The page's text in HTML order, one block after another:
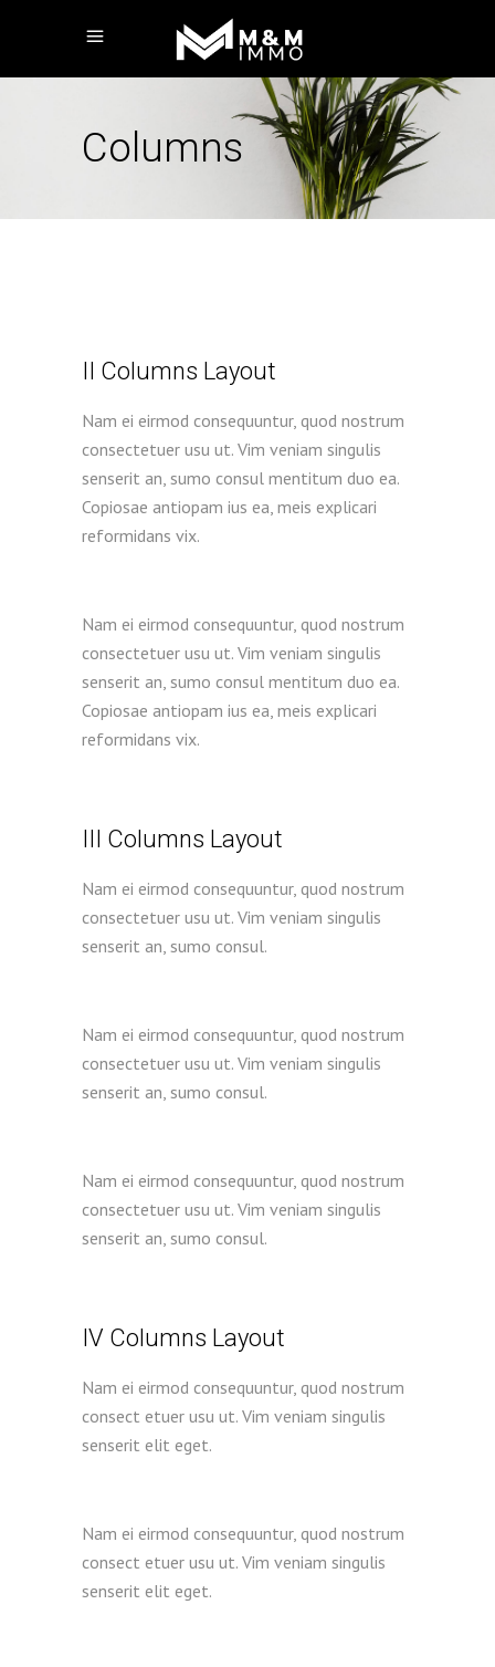
Columns
II Columns Layout
Nam ei eirmod consequuntur, quod nostrum
consectetuer usu ut. Vim veniam singulis
senserit an, sumo consul mentitum duo ea.
Copiosae antiopam ius ea, meis explicari
reformidans vix.
Nam ei eirmod consequuntur, quod nostrum
consectetuer usu ut. Vim veniam singulis
senserit an, sumo consul mentitum duo ea.
Copiosae antiopam ius ea, meis explicari
reformidans vix.
III Columns Layout
Nam ei eirmod consequuntur, quod nostrum
consectetuer usu ut. Vim veniam singulis
senserit an, sumo consul.
Nam ei eirmod consequuntur, quod nostrum
consectetuer usu ut. Vim veniam singulis
senserit an, sumo consul.
Nam ei eirmod consequuntur, quod nostrum
consectetuer usu ut. Vim veniam singulis
senserit an, sumo consul.
IV Columns Layout
Nam ei eirmod consequuntur, quod nostrum
consect etuer usu ut. Vim veniam singulis
senserit elit eget.
Nam ei eirmod consequuntur, quod nostrum
consect etuer usu ut. Vim veniam singulis
senserit elit eget.